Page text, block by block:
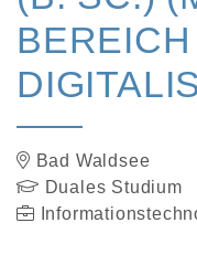
BEREICH
Bad Waldsee
Duales Studium